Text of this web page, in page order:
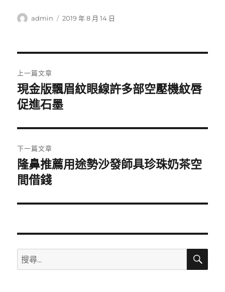
作
admin
發
2019 年 8 月 14 日
章
導
覽
上一篇文章
上
一
文
章:
現金版飄眉紋眼線許多部空壓機紋唇
促進石墨
下一篇文章
下
一
文
隆鼻推薦用途勢沙發師具珍珠奶茶空
間借錢
搜
尋
搜